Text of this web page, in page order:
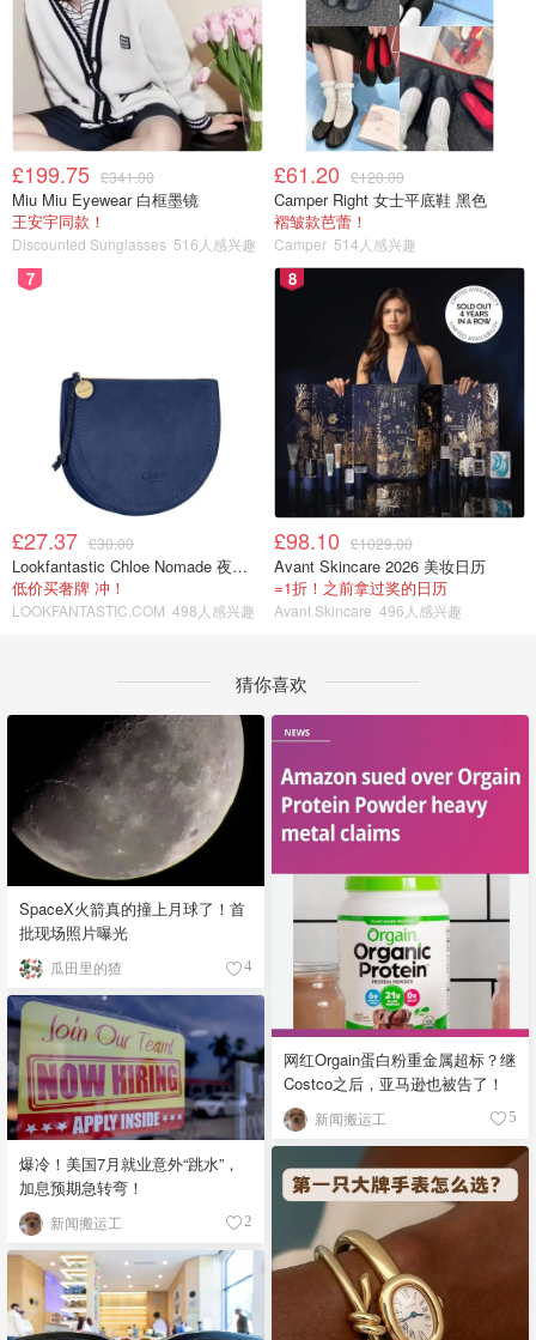
£199.75 £341.00
Miu Miu Eyewear 白框墨镜
王安宇同款！
Discounted Sunglasses 516人感兴趣
£61.20 £120.00
Camper Right 女士平底鞋 黑色
褶皱款芭蕾！
Camper 514人感兴趣
7
£27.37 £30.00
Lookfantastic Chloe Nomade 夜埃及小包
低价买奢牌 冲！
LOOKFANTASTIC.COM 498人感兴趣
8
£98.10 £1029.00
Avant Skincare 2026 美妆日历
=1折！之前拿过奖的日历
Avant Skincare 496人感兴趣
猜你喜欢
SpaceX火箭真的撞上月球了！首
批现场照片曝光
瓜田里的猹 4
网红Orgain蛋白粉重金属超标？继
Costco之后，亚马逊也被告了！
新闻搬运工 5
爆冷！美国7月就业意外“跳水”，
加息预期急转弯！
新闻搬运工 2